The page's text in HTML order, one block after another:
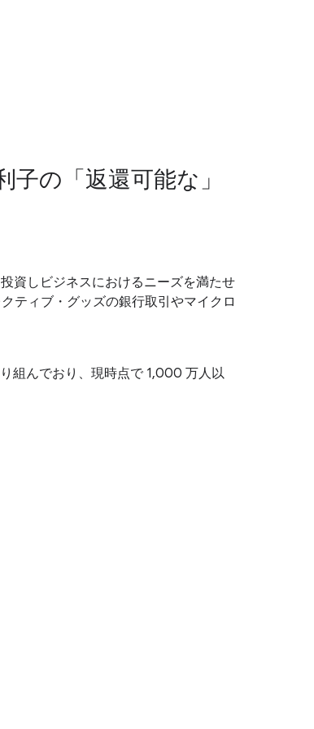
の「返還可能な」
資しビジネスにおけるニーズを満たせ
ティブ・グッズの銀行取引やマイクロ
組んでおり、現時点で 1,000 万人以